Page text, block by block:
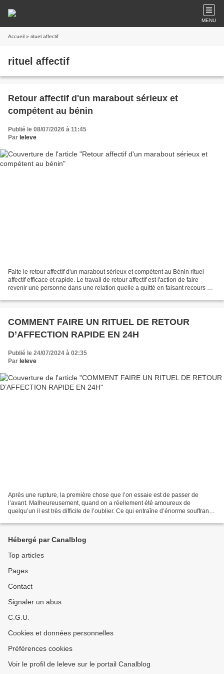
MENU
Accueil » rituel affectif
rituel affectif
Retour affectif d'un marabout sérieux et
compétent au bénin
Publié le 08/07/2026 à 11:45
Par leleve
Faite le retour affectif d'un marabout sérieux et compétent au Bénin rituel
affectif efficace et rapide. Le travail de retour affectif est l'action de faire
revenir une personne dans une relation quelle a quitté en faisant recours à
COMMENT FAIRE UN RITUEL DE RETOUR
D’AFFECTION RAPIDE EN 24H
Publié le 24/07/2024 à 02:35
Par leleve
Après une rupture, la première chose que l’on essaie est de passer de
l’avant. Malheureusement, quand on a réellement été amoureux de
quelqu’un il est très difficile de l’oublier. Ce qui entraîne d’énorme souffrance
Hébergé par Canalblog
Top articles
Pages
Contact
Signaler un abus
C.G.U.
Cookies et données personnelles
Préférences cookies
Voir le profil de leleve sur le portail Canalblog